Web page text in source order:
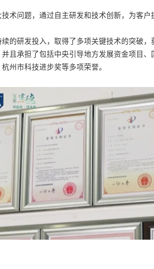
术问题，通过自主研发和技术创新，为客户
的研发投入， 取得 了多项关键技术的突破，
并且 承担了包括中央引导地方发展资金项目
州市科技进步奖等多项荣誉。